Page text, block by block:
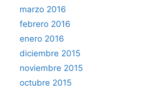
marzo 2016
febrero 2016
enero 2016
diciembre 2015
noviembre 2015
octubre 2015